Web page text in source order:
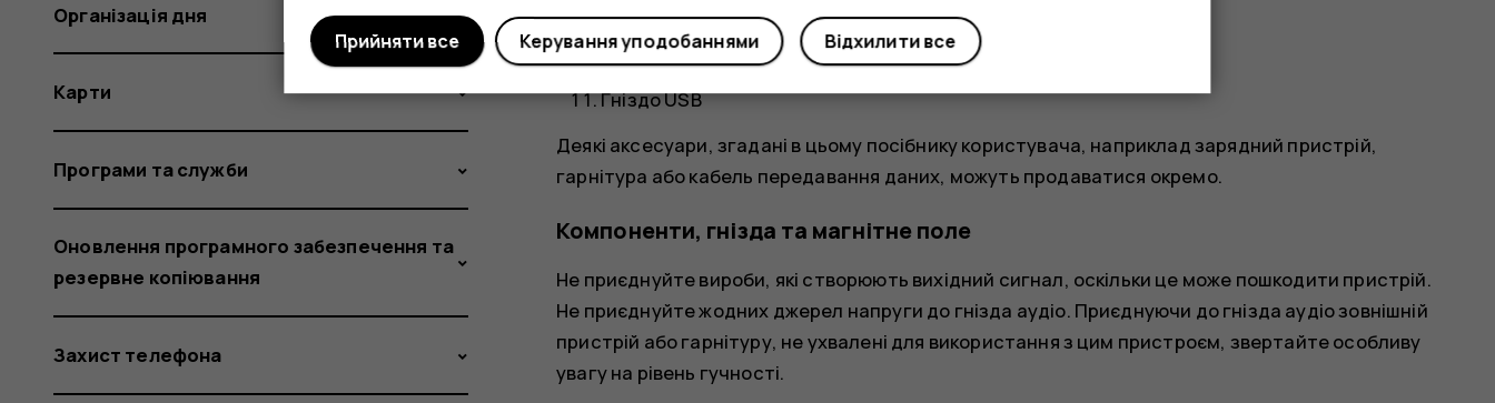
Гучномовець
Гніздо USB
Деякі аксесуари, згадані в цьому посібнику користувача, наприклад зарядний пристрій,
гарнітура або кабель передавання даних, можуть продаватися окремо.
Компоненти, гнізда та магнітне поле
Не приєднуйте вироби, які створюють вихідний сигнал, оскільки це може пошкодити пристрій.
Не приєднуйте жодних джерел напруги до гнізда аудіо. Приєднуючи до гнізда аудіо зовнішній
пристрій або гарнітуру, не ухвалені для використання з цим пристроєм, звертайте особливу
увагу на рівень гучності.
Організація дня
Карти
Програми та служби
Оновлення програмного забезпечення та
резервне копіювання
Захист телефона
Відхилити все
Керування уподобаннями
Прийняти все